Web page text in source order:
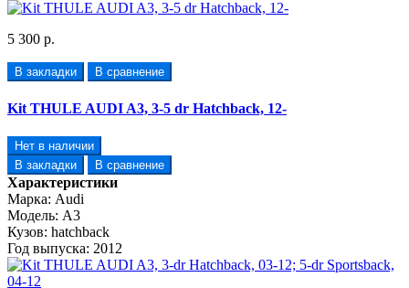
5 300 р.
В закладки В сравнение
Kit THULE AUDI A3, 3-5 dr Hatchback, 12-
Нет в наличии
В закладки
В сравнение
Характеристики
Марка: Audi
Модель: A3
Кузов: hatchback
Год выпуска: 2012